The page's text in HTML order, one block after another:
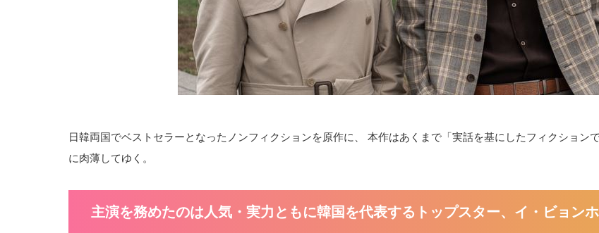
日韓両国でベストセラーとなったノンフィクションを原作に、 本作はあくまで「実話を基にしたフィクション
に肉薄してゆく。
主演を務めたのは人気・実力ともに韓国を代表するトップスター、イ・ビョン